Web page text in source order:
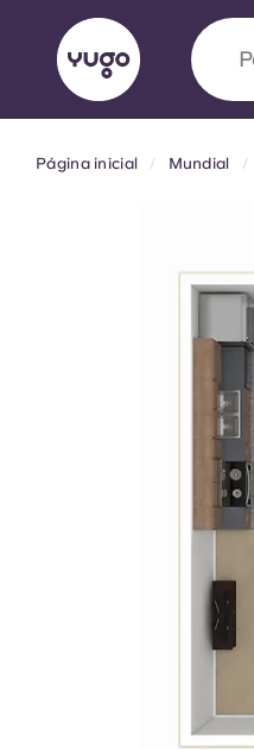
Yugo
era no
A parceria
ambição e
English (GB)
Página inicial Mundial